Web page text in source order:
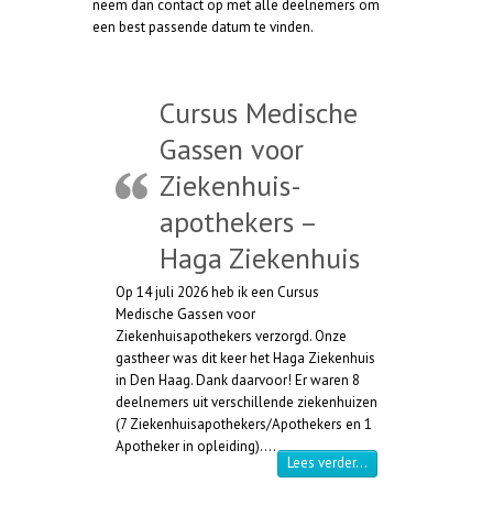
neem dan contact op met alle deelnemers om
een best passende datum te vinden.
Cursus Medische
Gassen voor
Ziekenhuis-
apothekers –
Haga Ziekenhuis
Op 14 juli 2026 heb ik een Cursus
Medische Gassen voor
Ziekenhuisapothekers verzorgd. Onze
gastheer was dit keer het Haga Ziekenhuis
in Den Haag. Dank daarvoor! Er waren 8
deelnemers uit verschillende ziekenhuizen
(7 Ziekenhuisapothekers/Apothekers en 1
Apotheker in opleiding).…
Lees verder…